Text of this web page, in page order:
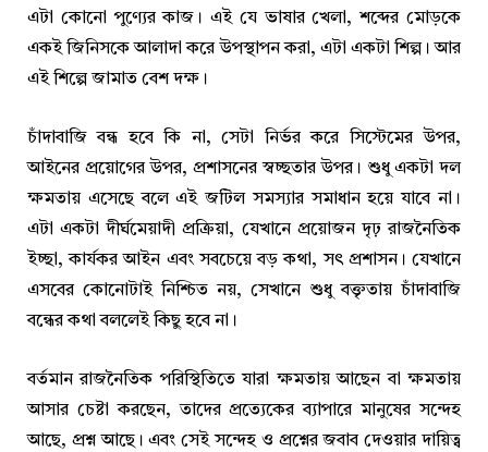
এটা কোনো পুণ্যের কাজ। এই যে ভাষার খেলা, শব্দের মোড়কে
একই জিনিসকে আলাদা করে উপস্থাপন করা, এটা একটা শিল্প। আর
এই শিল্পে জামাত বেশ দক্ষ।
চাঁদাবাজি বন্ধ হবে কি না, সেটা নির্ভর করে সিস্টেমের উপর,
আইনের প্রয়োগের উপর, প্রশাসনের স্বচ্ছতার উপর। শুধু একটা দল
ক্ষমতায় এসেছে বলে এই জটিল সমস্যার সমাধান হয়ে যাবে না।
এটা একটা দীর্ঘমেয়াদী প্রক্রিয়া, যেখানে প্রয়োজন দৃঢ় রাজনৈতিক
ইচ্ছা, কার্যকর আইন এবং সবচেয়ে বড় কথা, সৎ প্রশাসন। যেখানে
এসবের কোনোটাই নিশ্চিত নয়, সেখানে শুধু বক্তৃতায় চাঁদাবাজি
বন্ধের কথা বললেই কিছু হবে না।
বর্তমান রাজনৈতিক পরিস্থিতিতে যারা ক্ষমতায় আছেন বা ক্ষমতায়
আসার চেষ্টা করছেন, তাদের প্রত্যেকের ব্যাপারে মানুষের সন্দেহ
আছে, প্রশ্ন আছে। এবং সেই সন্দেহ ও প্রশ্নের জবাব দেওয়ার দায়িত্ব